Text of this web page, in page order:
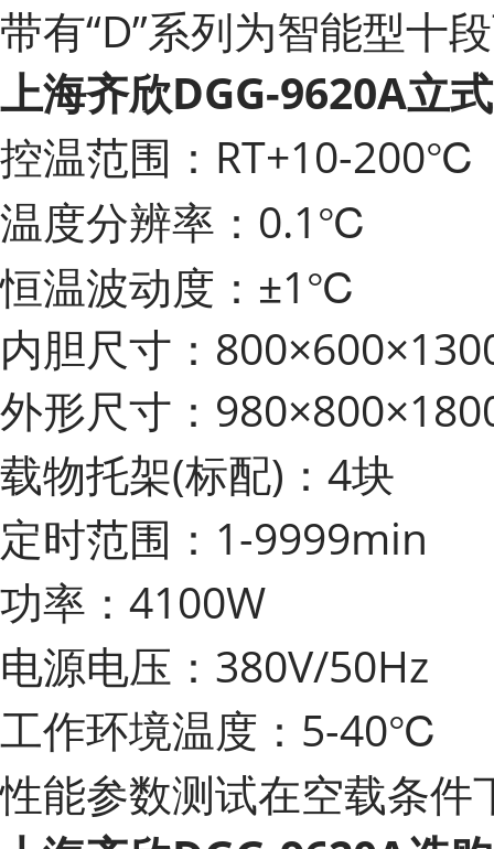
带有“D”系列为智能型十
上海齐欣DGG-9620A立
控温范围：RT+10-200℃
温度分辨率：0.1℃
恒温波动度：±1℃
内胆尺寸：
外形尺寸：
载物托架(标配)：4块
定时范围：1-9999min
功率：4100W
电源电压：380V/50Hz
工作环境温度：5-40℃
性能参数测试在空载条